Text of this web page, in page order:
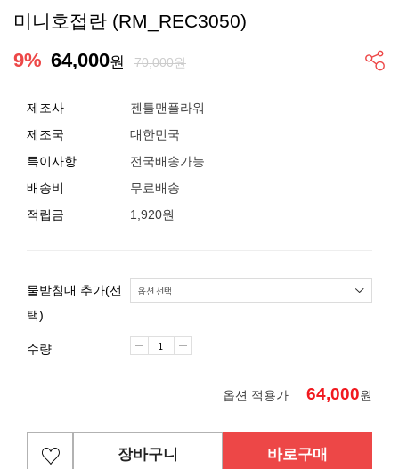
미니호접란 (RM_REC3050)
9% 64,000원 70,000원
제조사
젠틀맨플라워
제조국
대한민국
특이사항
전국배송가능
배송비
무료배송
적립금
1,920원
물받침대 추가(선
택)
수량
옵션 적용가 64,000원
장바구니 바로구매